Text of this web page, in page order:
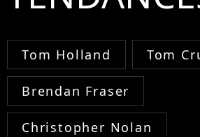
Tom Holland Tom
Brendan Fraser
Christopher Nolan